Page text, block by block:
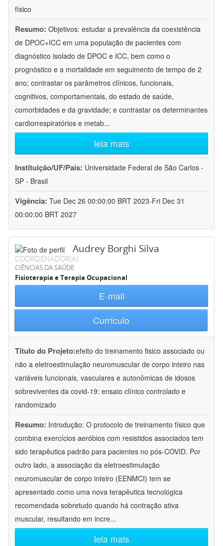
físico
Resumo: Objetivos: estudar a prevalência da coexistência
de DPOC+ICC em uma população de pacientes com
diagnóstico isolado de DPOC e ICC, bem como o
prognóstico e a mortalidade em seguimento de tempo de 2
ano; contrastar os parâmetros clínicos, funcionais,
cognitivos, comportamentais, do estado de saúde,
comorbidades e da gravidade; e contrastar os determinantes
cardiorrespiratórios e metab...
leia mais
Instituição/UF/País: Universidade Federal de São Carlos -
SP - Brasil
Vigência: Tue Dec 26 00:00:00 BRT 2023-Fri Dec 31
00:00:00 BRT 2027
Audrey Borghi Silva
COORDENADOR(A)
CIÊNCIAS DA SAÚDE
Fisioterapia e Terapia Ocupacional
E-mail
Currículo
Título do Projeto:efeito do treinamento fisico associado ou
não a eletroestimulação neuromuscular de corpo inteiro nas
variáveis funcionais, vasculares e autonômicas de idosos
sobreviventes da covid-19: ensaio clínico controlado e
randomizado
Resumo: Introdução: O protocolo de treinamento físico que
combina exercícios aeróbios com resistidos associados tem
sido terapêutica padrão para pacientes no pós-COVID. Por
outro lado, a associação da eletroestimulação
neuromuscular de corpo inteiro (EENMCI) tem se
apresentado como uma nova terapêutica tecnológica
recomendada sobretudo quando há contração ativa
muscular, resultando em incre...
leia mais